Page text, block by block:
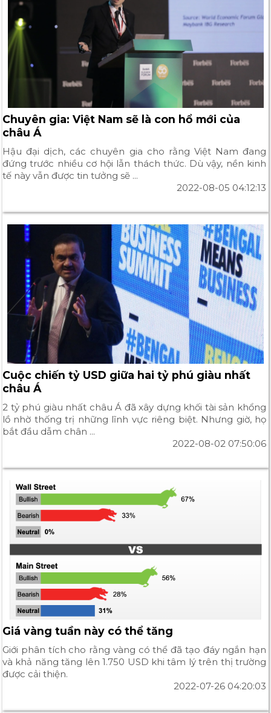
Chuyên gia: Việt Nam sẽ là con hổ mới của
châu Á
Hậu đại dịch, các chuyên gia cho rằng Việt Nam đang
đứng trước nhiều cơ hội lẫn thách thức. Dù vậy, nền kinh
tế này vẫn được tin tưởng sẽ ...
2022-08-05 04:12:13
Cuộc chiến tỷ USD giữa hai tỷ phú giàu nhất
châu Á
2 tỷ phú giàu nhất châu Á đã xây dựng khối tài sản khổng
lồ nhờ thống trị những lĩnh vực riêng biệt. Nhưng giờ, họ
bắt đầu dẫm chân ...
2022-08-02 07:50:06
Giá vàng tuần này có thể tăng
Giới phân tích cho rằng vàng có thể đã tạo đáy ngắn hạn
và khả năng tăng lên 1.750 USD khi tâm lý trên thị trường
được cải thiện.
2022-07-26 04:20:03